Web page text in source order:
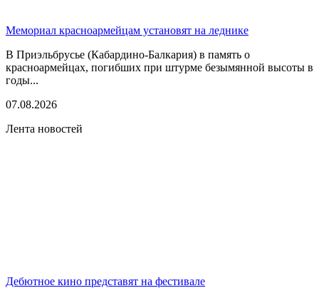
Мемориал красноармейцам установят на леднике
В Приэльбрусье (Кабардино-Балкария) в память о
красноармейцах, погибших при штурме безымянной высоты в
годы...
07.08.2026
Лента новостей
Дебютное кино представят на фестивале